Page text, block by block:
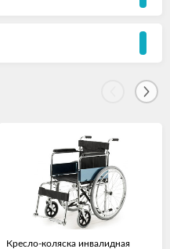
Кресло-коляска инвалидная